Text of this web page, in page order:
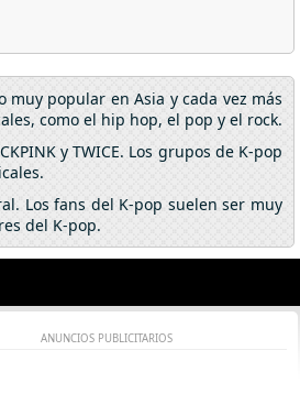
popular en Asia y cada vez más
como el hip hop, el pop y el rock.
y TWICE. Los grupos de K-pop
Los fans del K-pop suelen ser muy
del K-pop.
ANUNCIOS PUBLICITARIOS